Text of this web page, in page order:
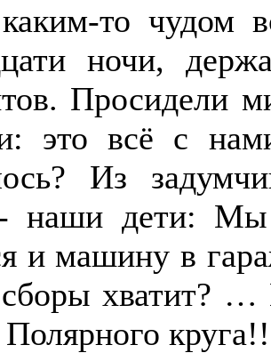
то чудом
ночи,
Просидели
это всё с
Из
наши дети: Мы
и машину в
хватит?
Полярного